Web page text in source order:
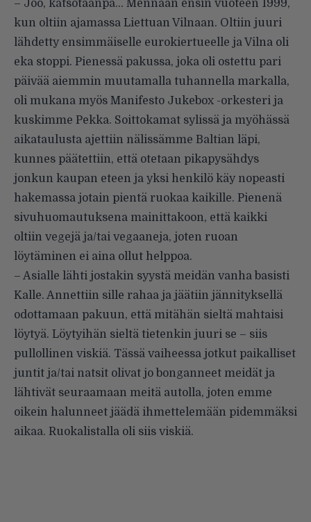
– Joo, katsotaanpa… Mennään ensin vuoteen 1999,
kun oltiin ajamassa Liettuan Vilnaan. Oltiin juuri
lähdetty ensimmäiselle eurokiertueelle ja Vilna oli
eka stoppi. Pienessä pakussa, joka oli ostettu pari
päivää aiemmin muutamalla tuhannella markalla,
oli mukana myös Manifesto Jukebox -orkesteri ja
kuskimme Pekka. Soittokamat sylissä ja myöhässä
aikataulusta ajettiin nälissämme Baltian läpi,
kunnes päätettiin, että otetaan pikapysähdys
jonkun kaupan eteen ja yksi henkilö käy nopeasti
hakemassa jotain pientä ruokaa kaikille. Pienenä
sivuhuomautuksena mainittakoon, että kaikki
oltiin vegejä ja/tai vegaaneja, joten ruoan
löytäminen ei aina ollut helppoa.
– Asialle lähti jostakin syystä meidän vanha basisti
Kalle. Annettiin sille rahaa ja jäätiin jännityksellä
odottamaan pakuun, että mitähän sieltä mahtaisi
löytyä. Löytyihän sieltä tietenkin juuri se – siis
pullollinen viskiä. Tässä vaiheessa jotkut paikalliset
juntit ja/tai natsit olivat jo bonganneet meidät ja
lähtivät seuraamaan meitä autolla, joten emme
oikein halunneet jäädä ihmettelemään pidemmäksi
aikaa. Ruokalistalla oli siis viskiä.